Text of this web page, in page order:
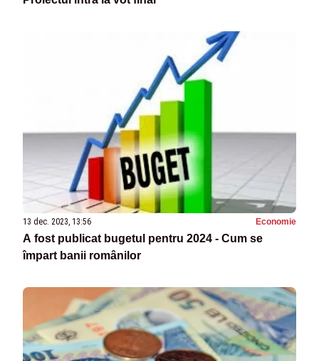
13 dec. 2023, 13:56 Economie
A fost publicat bugetul pentru 2024 - Cum se
împart banii românilor